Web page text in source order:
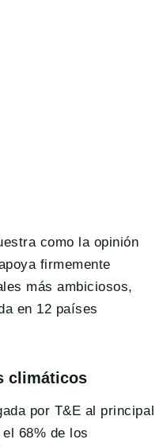
como la opinión
firmemente
más ambiciosos,
en 12 países
climáticos
por T&E al principal
68% de los